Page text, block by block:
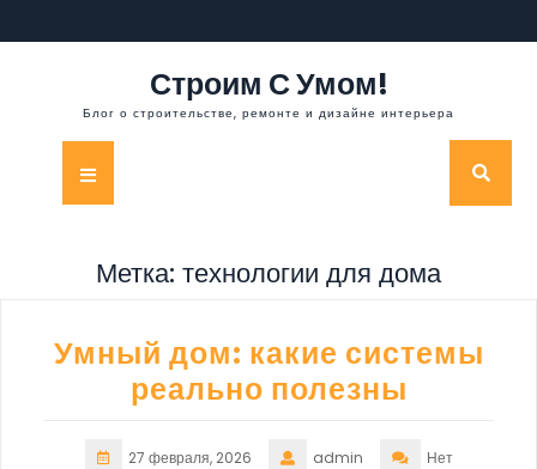
к
Строим С Умом!
Блог о строительстве, ремонте и дизайне интерьера
Кнопка
Метка: технологии для дома
Умный дом: какие системы
реально полезны
27 февраля, 2026 admin
Нет